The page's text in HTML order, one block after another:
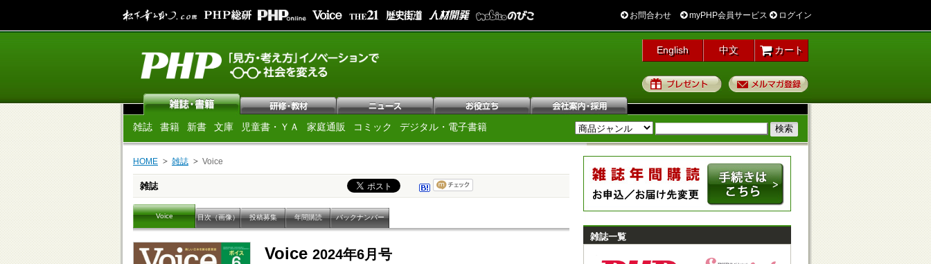
お問合わせ myPHP会員サービス ログイン
English 中文 カート
プレゼント
雑誌 書籍 新書 文庫 児童書・ＹＡ 家庭通販 コミック デジタル・電子書籍
HOME 雑誌 Voice
雑誌
Voice 目次（画像） 投稿募集 年間購読 バックナンバー
Voice 2024年6月号
雑誌一覧